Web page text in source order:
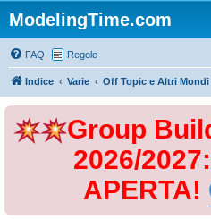
ModelingTime.com
FAQ Regole
Indice Varie Off Topic e Altri Mondi
Group
2026/
APERTA!